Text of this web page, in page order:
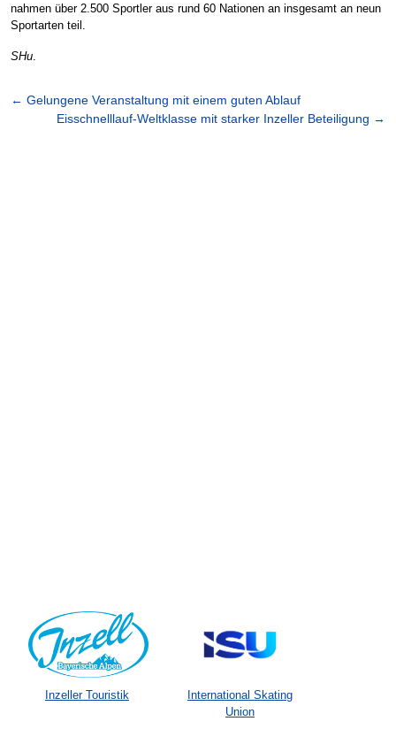
nahmen über 2.500 Sportler aus rund 60 Nationen an insgesamt an neun
Sportarten teil.
SHu.
← Gelungene Veranstaltung mit einem guten Ablauf
Eisschnelllauf-Weltklasse mit starker Inzeller Beteiligung →
Inzeller Touristik
International Skating
Union